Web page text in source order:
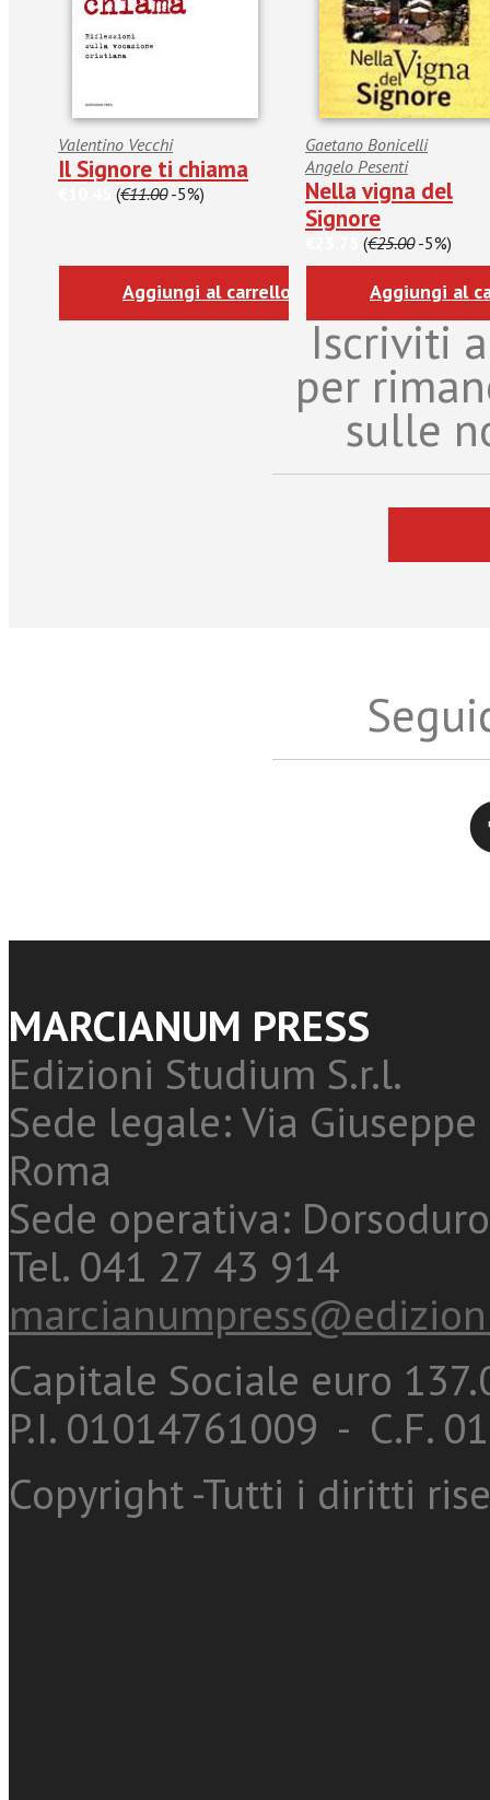
Valentino Vecchi
Il Signore ti chiama
(€11.00-5%)
Aggiungi al carrello
Gaetano Bonicelli
Angelo Pesenti
Nella vigna del
Signore
(€25.00-5%)
Aggiungi al
Iscriviti
per
sulle
MARCIANUM PRESS
Edizioni Studium S.r.l.
Sede legale: Via
Roma
Sede operativa:
Tel. 041 27 43 914
Capitale Sociale euro
P.I. 01014761009 - C.F.
Copyright -Tutti i diritti